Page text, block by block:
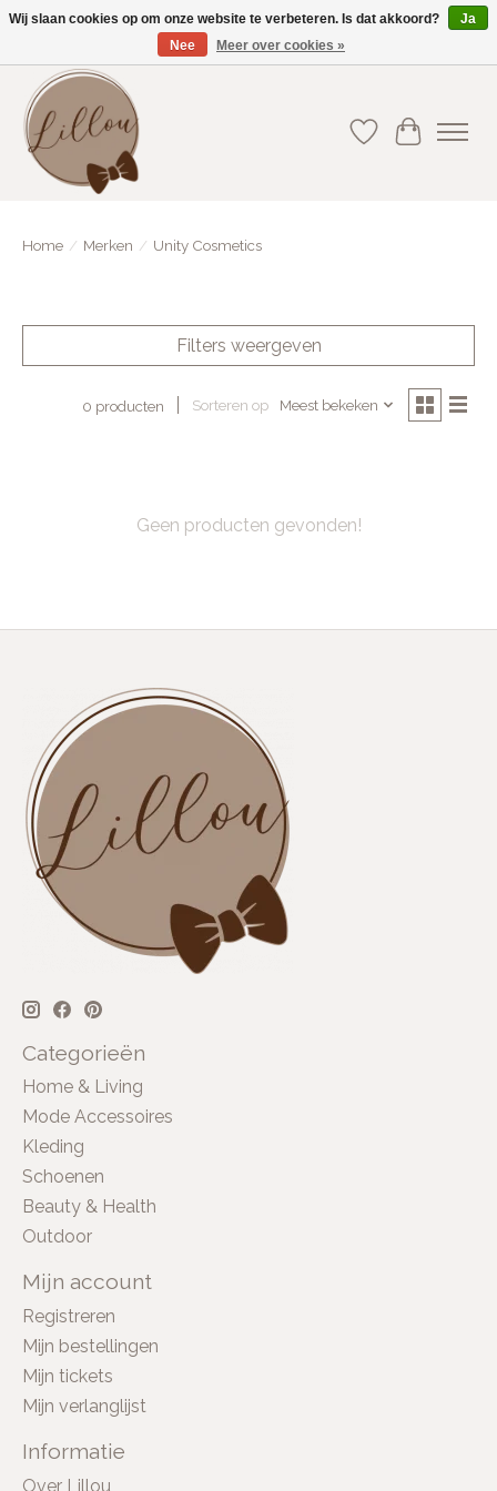
Gratis verzending vanaf €75(BE) en €100(NL)
Verlanglijst
Home / Merken / Unity Cosmetics
Filters weergeven
0 producten Sorteren op Meest bekeken
Geen producten gevonden!
Categorieën
Home & Living
Mode Accessoires
Kleding
Schoenen
Beauty & Health
Outdoor
Mijn account
Registreren
Mijn bestellingen
Mijn tickets
Mijn verlanglijst
Informatie
Over Lillou
Wij slaan cookies op om onze website te verbeteren. Is dat akkoord?
Ja
Nee
Meer over cookies »